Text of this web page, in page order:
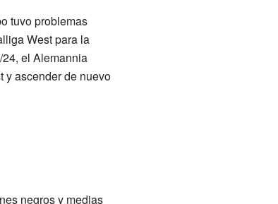
tuvo problemas
West para la
el Alemannia
y ascender de nuevo
negros y medias